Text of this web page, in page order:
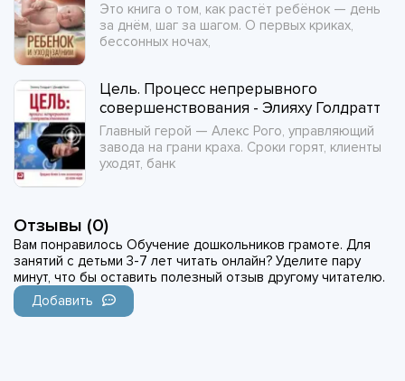
Это книга о том, как растёт ребёнок — день
за днём, шаг за шагом. О первых криках,
бессонных ночах,
Цель. Процесс непрерывного
совершенствования - Элияху Голдратт
Главный герой — Алекс Рого, управляющий
завода на грани краха. Сроки горят, клиенты
уходят, банк
Отзывы (0)
Вам понравилось Обучение дошкольников грамоте. Для
занятий с детьми 3-7 лет читать онлайн? Уделите пару
минут, что бы оставить полезный отзыв другому читателю.
Добавить